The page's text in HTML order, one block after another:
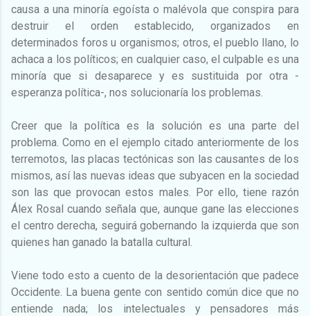
causa a una minoría egoísta o malévola que conspira para
destruir el orden establecido, organizados en
determinados foros u organismos; otros, el pueblo llano, lo
achaca a los políticos; en cualquier caso, el culpable es una
minoría que si desaparece y es sustituida por otra -
esperanza política-, nos solucionaría los problemas.
Creer que la política es la solución es una parte del
problema. Como en el ejemplo citado anteriormente de los
terremotos, las placas tectónicas son las causantes de los
mismos, así las nuevas ideas que subyacen en la sociedad
son las que provocan estos males. Por ello, tiene razón
Álex Rosal cuando señala que, aunque gane las elecciones
el centro derecha, seguirá gobernando la izquierda que son
quienes han ganado la batalla cultural.
Viene todo esto a cuento de la desorientación que padece
Occidente. La buena gente con sentido común dice que no
entiende nada; los intelectuales y pensadores más